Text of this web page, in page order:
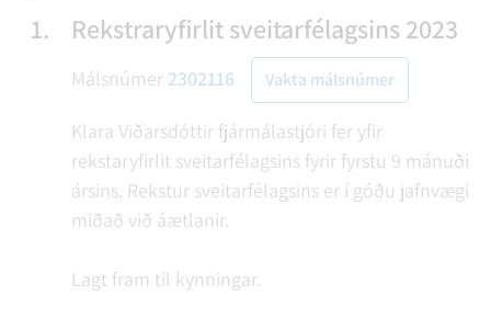
1. Rekstraryfirlit sveitarfélagsins 2023
Málsnúmer 2302116 Vakta málsnúmer
Klara Viðarsdóttir fjármálastjóri fer yfir
rekstaryfirlit sveitarfélagsins fyrir fyrstu 9 mánuði
ársins. Rekstur sveitarfélagsins er í góðu jafnvægi
miðað við áætlanir.
Lagt fram til kynningar.